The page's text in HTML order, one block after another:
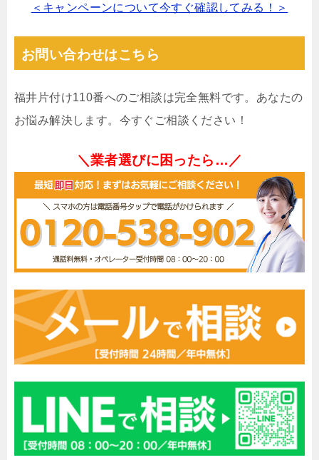
＜キャンペーンについて今すぐ確認してみる！＞
お問い合わせはこちら
福井片付け110番へのご相談は完全無料です。あなたの
お悩み解決します。今すぐご相談ください！
＼業者選びに困ったら…／